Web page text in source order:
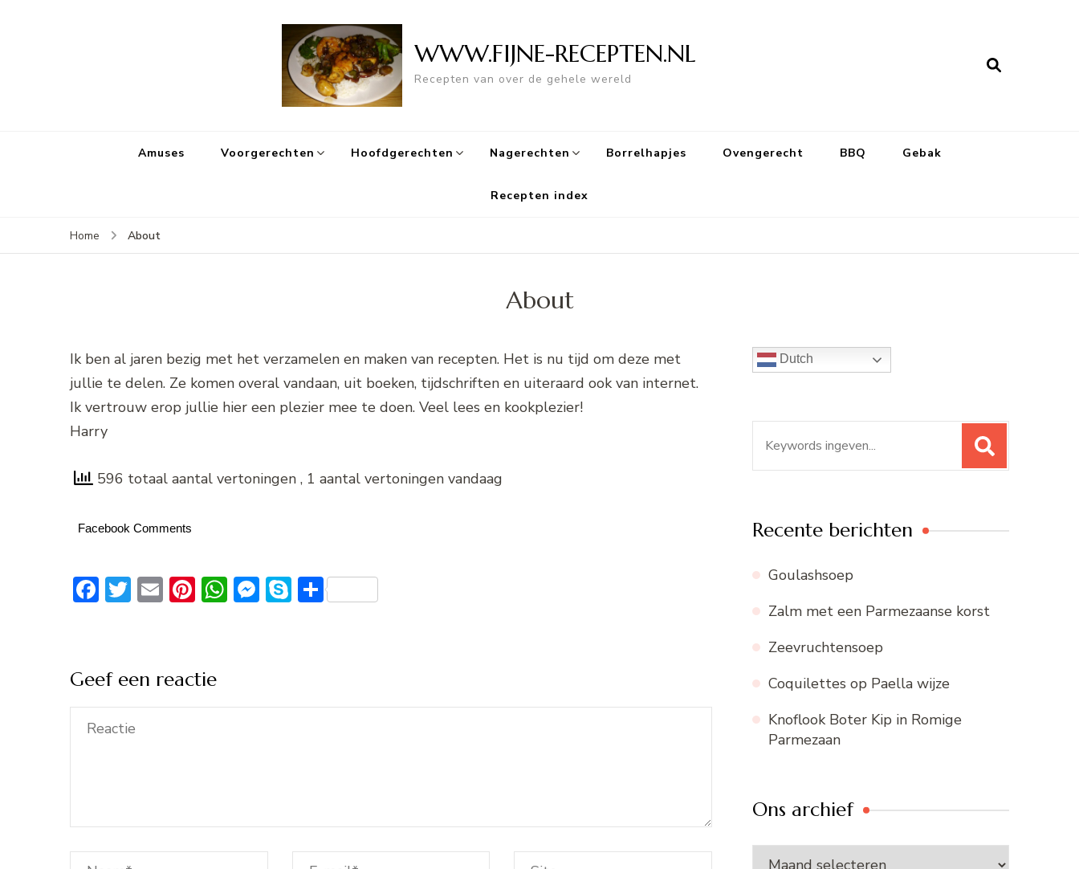
WWW.FIJNE-RECEPTEN.NL
Recepten van over de gehele wereld
Amuses Voorgerechten Hoofdgerechten Nagerechten Borrelhapjes Ovengerecht BBQ Gebak
Recepten index
Home About
About
Ik ben al jaren bezig met het verzamelen en maken van recepten. Het is nu tijd om deze met
jullie te delen. Ze komen overal vandaan, uit boeken, tijdschriften en uiteraard ook van internet.
Ik vertrouw erop jullie hier een plezier mee te doen. Veel lees en kookplezier!
Harry
596 totaal aantal vertoningen , 1 aantal vertoningen vandaag
Facebook Comments
Facebook
Twitter
EmailPinterest
WhatsApp
Messenger
Skype
Delen
Geef een reactie
Dutch
naar:
Recente berichten
Goulashsoep
Zalm met een Parmezaanse korst
Zeevruchtensoep
Coquilettes op Paella wijze
Knoflook Boter Kip in Romige
Parmezaan
Ons archief
Ons